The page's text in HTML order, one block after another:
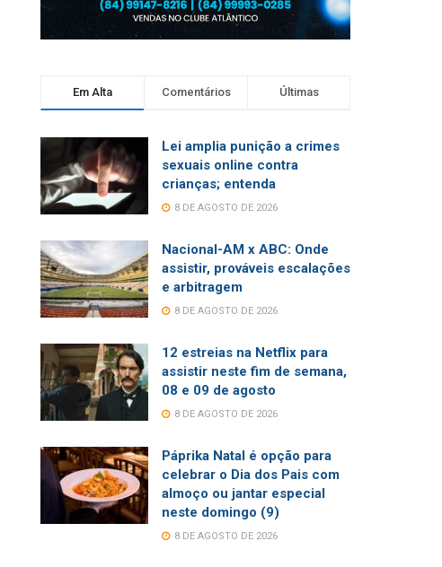
Em Alta Comentários Últimas
Lei amplia punição a crimes
sexuais online contra
crianças; entenda
8 DE AGOSTO DE 2026
Nacional-AM x ABC: Onde
assistir, prováveis escalações
e arbitragem
8 DE AGOSTO DE 2026
12 estreias na Netflix para
assistir neste fim de semana,
08 e 09 de agosto
8 DE AGOSTO DE 2026
Páprika Natal é opção para
celebrar o Dia dos Pais com
almoço ou jantar especial
neste domingo (9)
8 DE AGOSTO DE 2026